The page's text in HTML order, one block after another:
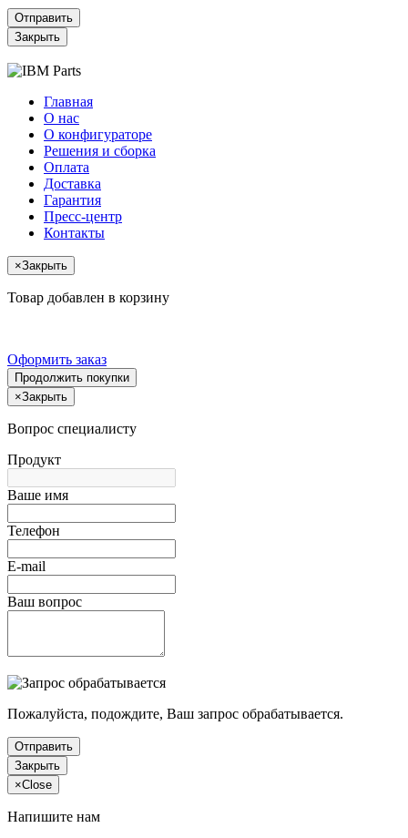
Отправить
Закрыть
Главная
О нас
О конфигураторе
Решения и сборка
Оплата
Доставка
Гарантия
Пресс-центр
Контакты
×Закрыть
Товар добавлен в корзину
Оформить заказ
Продолжить покупки
×Закрыть
Вопрос специалисту
Продукт
Ваше имя
Телефон
E-mail
Ваш вопрос
Пожалуйста, подождите, Ваш запрос обрабатывается.
Отправить
Закрыть
×Close
Напишите нам